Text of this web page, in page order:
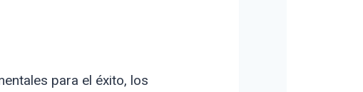
para el éxito, los